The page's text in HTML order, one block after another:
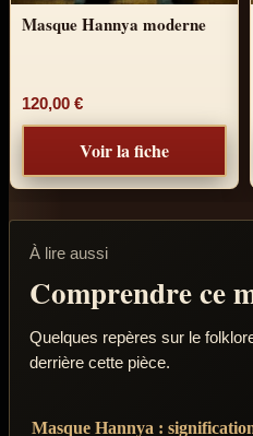
Masque Hannya moderne
120,00 €
Voir la fiche
À lire aussi
Comprendre ce
Quelques repères sur le
derrière cette pièce.
Masque Hannya :